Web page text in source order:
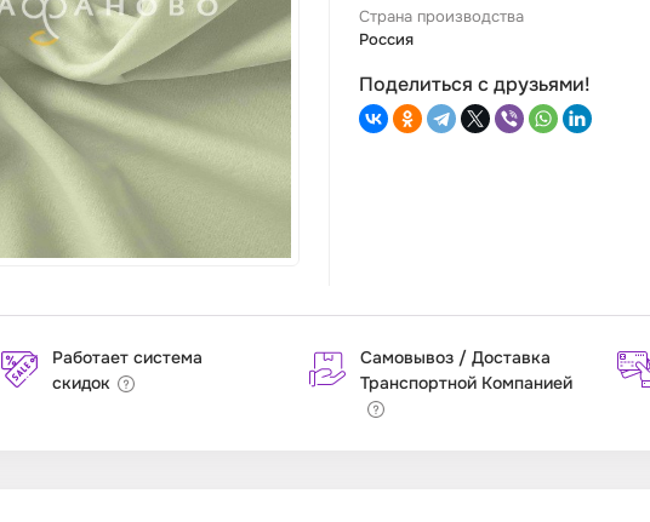
Страна производства
Россия
Поделиться с друзьями!
Работает система
скидок
Самовывоз / Доставка
Транспортной Компанией